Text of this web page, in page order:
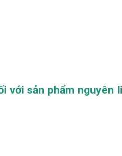
sản phẩm nguyên